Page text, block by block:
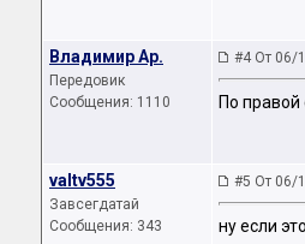
Владимир Ар.
Передовик
Сообщения: 1110
#4 От 06/
По
valtv555
Завсегдатай
Сообщения: 343
#5 От 06/
ну если